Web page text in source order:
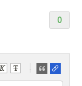
0
-
-